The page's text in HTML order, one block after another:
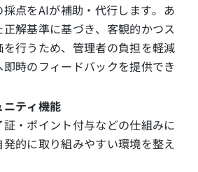
点をAIが補助・代行します。あ
解基準に基づき、客観的かつス
を行うため、管理者の負担を軽減
時のフィードバックを提供でき
ティ機能
・ポイント付与などの仕組みに
的に取り組みやすい環境を整え